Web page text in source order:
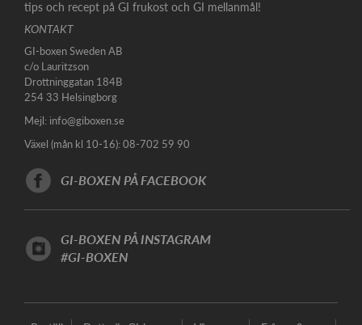
tips och recept på GI frukost och GI mellanmål!
KONTAKT
GI-boxen Sweden AB
c/o Lauritzson
Drottninggatan 184B
254 33 Helsingborg
Mejl: info@giboxen.se
Växel (mån kl 10-16): 08-702 59 90
GI-BOXEN PÅ FACEBOOK
GI-BOXEN PÅ INSTAGRAM
#GI-BOXEN